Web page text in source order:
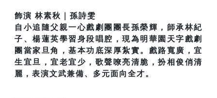
飾演 林素秋｜孫詩雯
自小追隨父親一心戲劇團團長孫榮輝，師承林紀
子、楊蓮英學習身段唱腔，現為明華園天字戲劇
團當家旦角，基本功底深厚紮實。戲路寬廣，宜
生宜旦，宜老宜少，歌聲嘹亮清脆，扮相俊俏清
麗，表演文武兼備、多元面向全才。